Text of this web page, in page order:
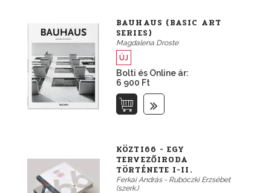
BAUHAUS (BASIC ART
SERIES)
Magdalena Droste
ÚJ
Bolti és Online ár:
6 900 Ft
KÖZTI66 - EGY
TERVEZŐIRODA
TÖRTÉNETE I-II.
Ferkai András - Rubóczki Erzsébet
(szerk.)